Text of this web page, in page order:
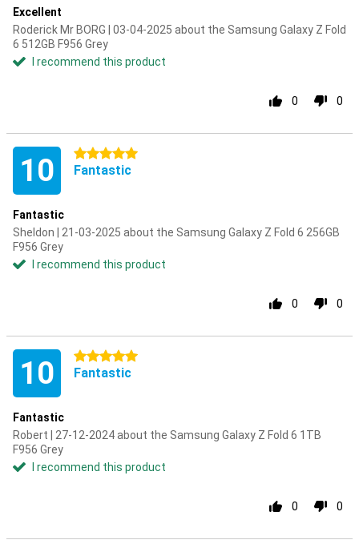
Excellent
Roderick Mr BORG | 03-04-2025 about the Samsung Galaxy Z Fold
6 512GB F956 Grey
I recommend this product
0 0
10 5 stars
Fantastic
Fantastic
Sheldon | 21-03-2025 about the Samsung Galaxy Z Fold 6 256GB
F956 Grey
I recommend this product
0 0
10 5 stars
Fantastic
Fantastic
Robert | 27-12-2024 about the Samsung Galaxy Z Fold 6 1TB
F956 Grey
I recommend this product
0 0